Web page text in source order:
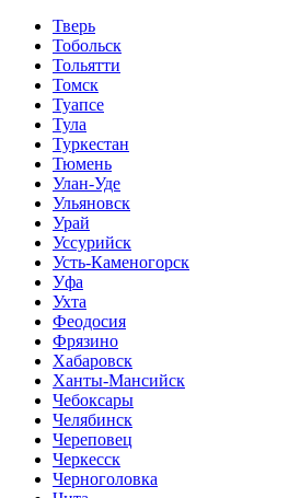
Тверь
Тобольск
Тольятти
Томск
Туапсе
Тула
Туркестан
Тюмень
Улан-Уде
Ульяновск
Урай
Уссурийск
Усть-Каменогорск
Уфа
Ухта
Феодосия
Фрязино
Хабаровск
Ханты-Мансийск
Чебоксары
Челябинск
Череповец
Черкесск
Черноголовка